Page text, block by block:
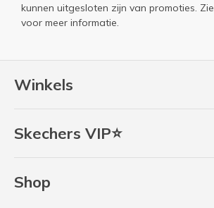
Winkels
Skechers VIP⭐
Shop
kunnen uitgesloten zijn van promoties. Zie
voor meer informatie.